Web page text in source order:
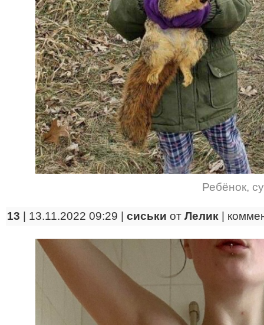
Ребёнок,
13 | 13.11.2022 09:29 | сиськи от Лелик